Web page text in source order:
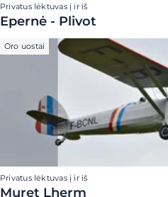
Privatus lėktuvas į ir iš
Epernė - Plivot
Oro uostai
Privatus lėktuvas į ir iš
Muret Lherm